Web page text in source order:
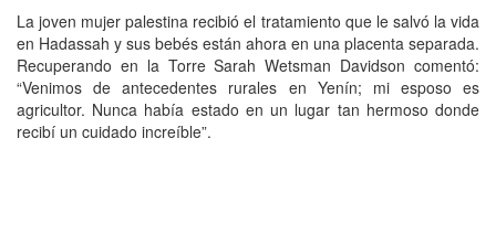
La joven mujer palestina recibió el tratamiento que le salvó la vida
en Hadassah y sus bebés están ahora en una placenta separada.
Recuperando en la Torre Sarah Wetsman Davidson comentó:
“Venimos de antecedentes rurales en Yenín; mi esposo es
agricultor. Nunca había estado en un lugar tan hermoso donde
recibí un cuidado increíble”.